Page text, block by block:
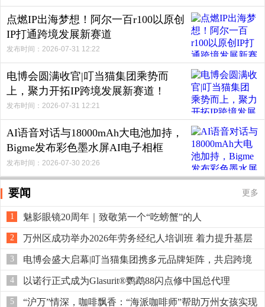
点燃IP出海梦想！阿尔一百r100以原创
IP打通跨境发展新赛道
发布时间：2026-07-31 12:22
电博会圆满收官|叮当猫集团乘势而
上，聚力开拓IP跨境发展新赛道！
发布时间：2026-07-31 12:21
AI语音对话与18000mAh大电池加持，
Bigme发布彩色墨水屏AI电子相框
F13！
发布时间：2026-07-30 20:26
更多
要闻
1 魅影眼镜20周年｜致敬第一个“吃螃蟹”的人
2 万州区成功举办2026年劳务经纪人培训班 着力提升基层
就业服务能力
3 电博会盛大启幕|叮当猫集团携多元品牌矩阵，共启跨境
产业新机遇！
4 以诺行正式成为Glasurit®鹦鹉88闪点修中国总代理
5 “沪万”情深，咖啡飘香：“海派咖啡师”帮助万州女孩实现